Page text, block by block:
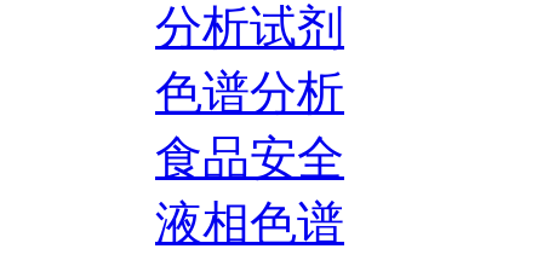
分析试剂
色谱分析
食品安全
液相色谱